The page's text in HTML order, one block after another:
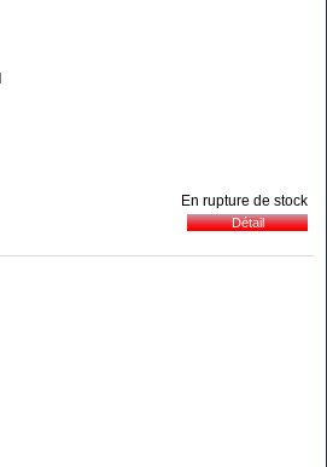
En rupture de stock